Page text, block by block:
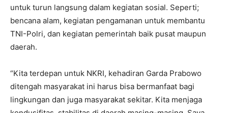
untuk turun langsung dalam kegiatan sosial. Seperti;
bencana alam, kegiatan pengamanan untuk membantu
TNI-Polri, dan kegiatan pemerintah baik pusat maupun
daerah.
“Kita terdepan untuk NKRI, kehadiran Garda Prabowo
ditengah masyarakat ini harus bisa bermanfaat bagi
lingkungan dan juga masyarakat sekitar. Kita menjaga